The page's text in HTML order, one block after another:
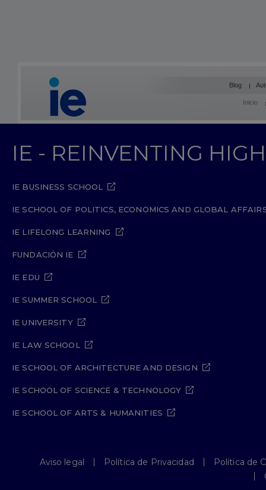
Blog
Inicio
IE - REINVENTING
IE BUSINESS SCHOOL
IE SCHOOL OF POLITICS, ECONOMICS AND GLOBAL
IE LIFELONG LEARNING
FUNDACIÓN IE
IE EDU
IE SUMMER SCHOOL
IE UNIVERSITY
IE LAW SCHOOL
IE SCHOOL OF ARCHITECTURE AND DESIGN
IE SCHOOL OF SCIENCE & TECHNOLOGY
IE SCHOOL OF ARTS & HUMANITIES
Aviso legal Política de Privacidad
Política de